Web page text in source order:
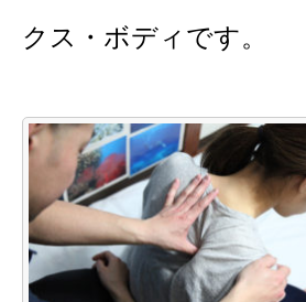
クス・ボディです。